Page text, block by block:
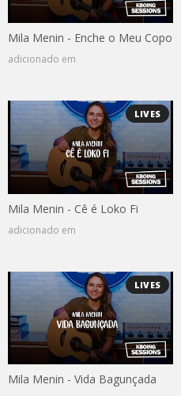
Mila Menin - Enche o Meu Copo
adicionado em
LIVES
Mila Menin - Cê é Loko Fi
adicionado em
LIVES
Mila Menin - Vida Bagunçada